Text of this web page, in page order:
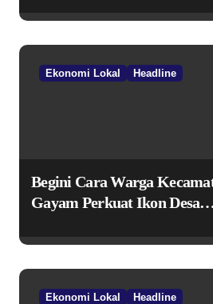
Ekonomi Lokal Headline
Begini Cara Warga
Gayam Perkuat Ikon Desa
TPID
Ekonomi Lokal Headline